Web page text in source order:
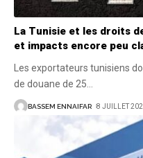
La Tunisie et les droits
et impacts encore peu
Les exportateurs tunisiens
de douane de 25
BASSEM ENNAIFAR 8 JUILLET